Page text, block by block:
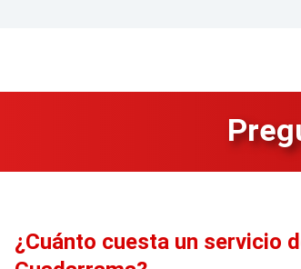
¿Cuánto cuesta un servicio